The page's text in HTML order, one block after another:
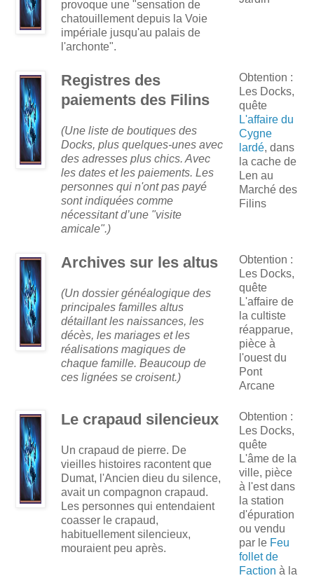
provoque une "sensation de
chatouillement depuis la Voie
impériale jusqu'au palais de
l'archonte".
Registres des
paiements des Filins
(Une liste de boutiques des
Docks, plus quelques-unes avec
des adresses plus chics. Avec
les dates et les paiements. Les
personnes qui n'ont pas payé
sont indiquées comme
nécessitant d’une "visite
amicale".)
Obtention :
Les Docks,
quête
L'affaire du
Cygne
lardé, dans
la cache de
Len au
Marché des
Filins
Archives sur les altus
(Un dossier généalogique des
principales familles altus
détaillant les naissances, les
décès, les mariages et les
réalisations magiques de
chaque famille. Beaucoup de
ces lignées se croisent.)
Obtention :
Les Docks,
quête
L'affaire de
la cultiste
réapparue,
pièce à
l'ouest du
Pont
Arcane
Le crapaud silencieux
Un crapaud de pierre. De
vieilles histoires racontent que
Dumat, l'Ancien dieu du silence,
avait un compagnon crapaud.
Les personnes qui entendaient
coasser le crapaud,
habituellement silencieux,
mouraient peu après.
Obtention :
Les Docks,
quête
L'âme de la
ville, pièce
à l'est dans
la station
d'épuration
ou vendu
par le Feu
follet de
Faction à la